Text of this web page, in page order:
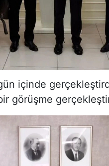
içinde
görüşme